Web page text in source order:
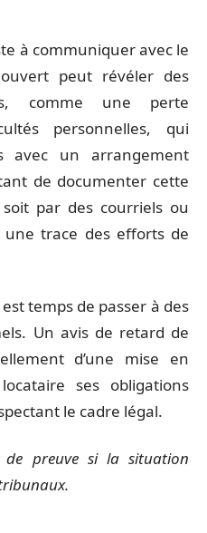
à communiquer avec le
peut révéler des
comme une perte
personnelles, qui
avec un arrangement
de documenter cette
par des courriels ou
trace des efforts de
temps de passer à des
Un avis de retard de
d’une mise en
ses obligations
le cadre légal.
de preuve si la situation